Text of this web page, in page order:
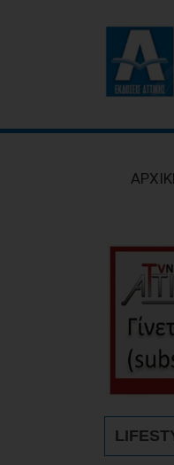
ΕΙΔΗΣΕΙΣ
ΟΙΚΟΝΟΜΙΑ
ΑΘΛΗΤΙΣΜΟΣ
ΠΟΛΙΤΙΣΜΟΣ